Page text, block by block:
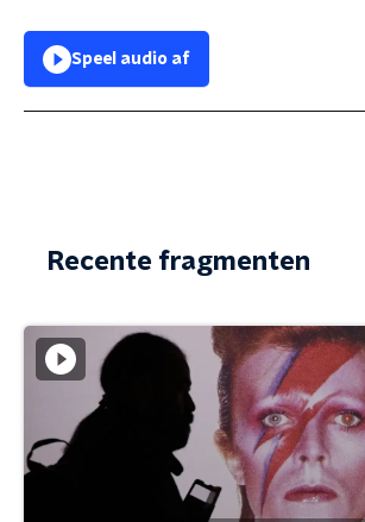
Speel audio af
Recente fragmenten